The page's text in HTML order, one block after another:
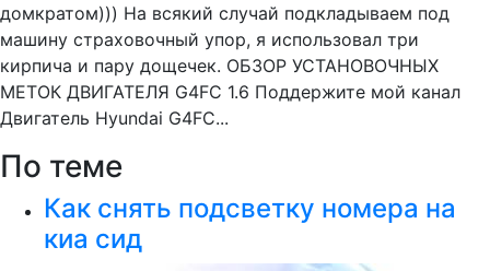
домкратом))) На всякий случай подкладываем под
машину страховочный упор, я использовал три
кирпича и пару дощечек. ОБЗОР УСТАНОВОЧНЫХ
МЕТОК ДВИГАТЕЛЯ G4FС 1.6 Поддержите мой канал
Двигатель Hyundai G4FC...
По теме
Как снять подсветку номера на
киа сид